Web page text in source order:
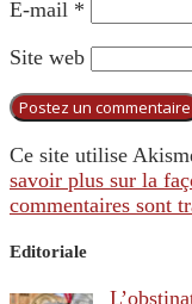
E-mail *
Site web
Ce site utilise
savoir plus sur la
commentaires sont
Editoriale